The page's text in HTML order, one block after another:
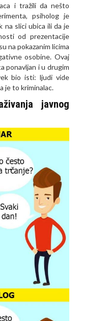
i tražili da nešto
psiholog je
na slici ubica ili da je
od prezentacije
na pokazanim licima
osobine. Ovaj
ponavljan i u drugim
bio isti: ljudi vide
je to kriminalac.
javnog